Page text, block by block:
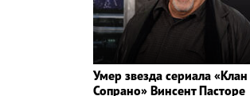
Умер звезда сериала «Клан
Сопрано» Винсент Пасторе